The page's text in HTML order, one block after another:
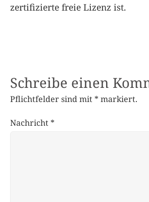
zertifizierte freie Lizenz ist.
Schreibe einen
Pflichtfelder sind mit * markiert.
Nachricht *